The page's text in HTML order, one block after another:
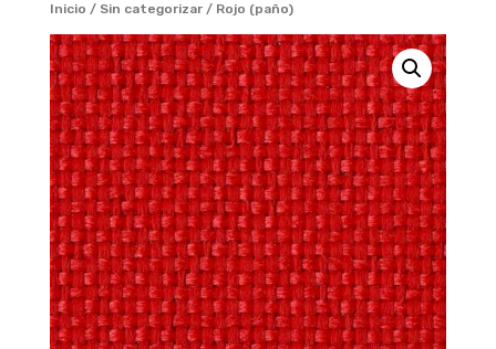
Inicio / Sin categorizar/ Rojo (paño)